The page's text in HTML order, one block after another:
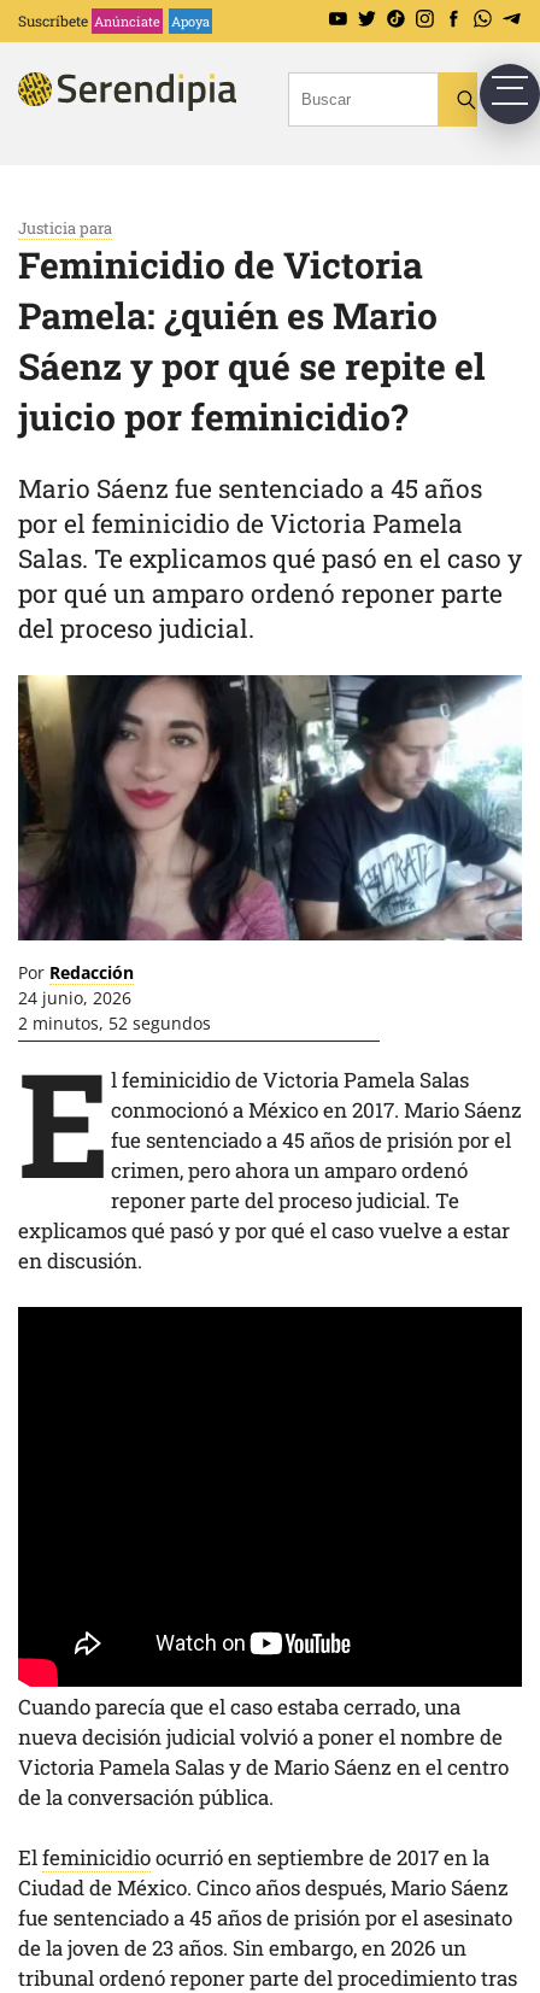
Suscríbete Anúnciate Apoya
Justicia para
Feminicidio de Victoria
Pamela: ¿quién es Mario
Sáenz y por qué se repite el
juicio por feminicidio?
Mario Sáenz fue sentenciado a 45 años
por el feminicidio de Victoria Pamela
Salas. Te explicamos qué pasó en el caso y
por qué un amparo ordenó reponer parte
del proceso judicial.
Por Redacción
24 junio, 2026
2 minutos, 52 segundos
E l feminicidio de Victoria Pamela Salas
conmocionó a México en 2017. Mario Sáenz
fue sentenciado a 45 años de prisión por el
crimen, pero ahora un amparo ordenó
reponer parte del proceso judicial. Te
explicamos qué pasó y por qué el caso vuelve a estar
en discusión.
Cuando parecía que el caso estaba cerrado, una
nueva decisión judicial volvió a poner el nombre de
Victoria Pamela Salas y de Mario Sáenz en el centro
de la conversación pública.
Elfeminicidioocurrió en septiembre de 2017 en la
Ciudad de México. Cinco años después, Mario Sáenz
fue sentenciado a 45 años de prisión por el asesinato
de la joven de 23 años. Sin embargo, en 2026 un
tribunal ordenó reponer parte del procedimiento tras